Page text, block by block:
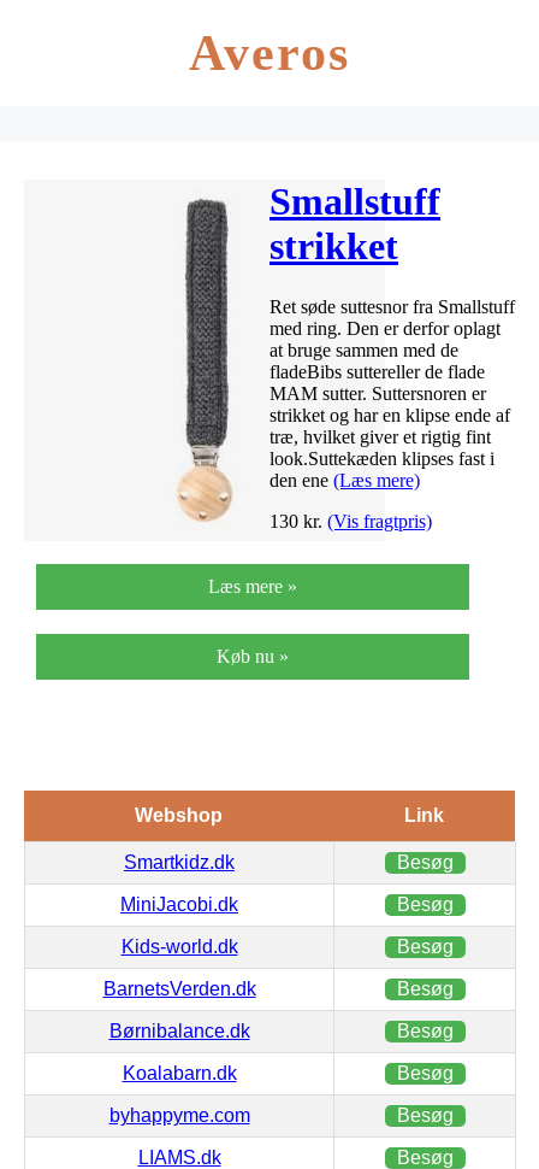
Averos
Smallstuff
strikket
suttesnor med
ring – koksgrå
Ret søde suttesnor fra Smallstuff
med ring. Den er derfor oplagt
at bruge sammen med de
fladeBibs suttereller de flade
MAM sutter. Suttersnoren er
strikket og har en klipse ende af
træ, hvilket giver et rigtig fint
look.Suttekæden klipses fast i
den ene (Læs mere)
130 kr. (Vis fragtpris)
Læs mere »
Køb nu »
Webshop Link
Smartkidz.dk Besøg
MiniJacobi.dk Besøg
Kids-world.dk Besøg
BarnetsVerden.dk Besøg
Børnibalance.dk Besøg
Koalabarn.dk Besøg
byhappyme.com Besøg
LIAMS.dk Besøg